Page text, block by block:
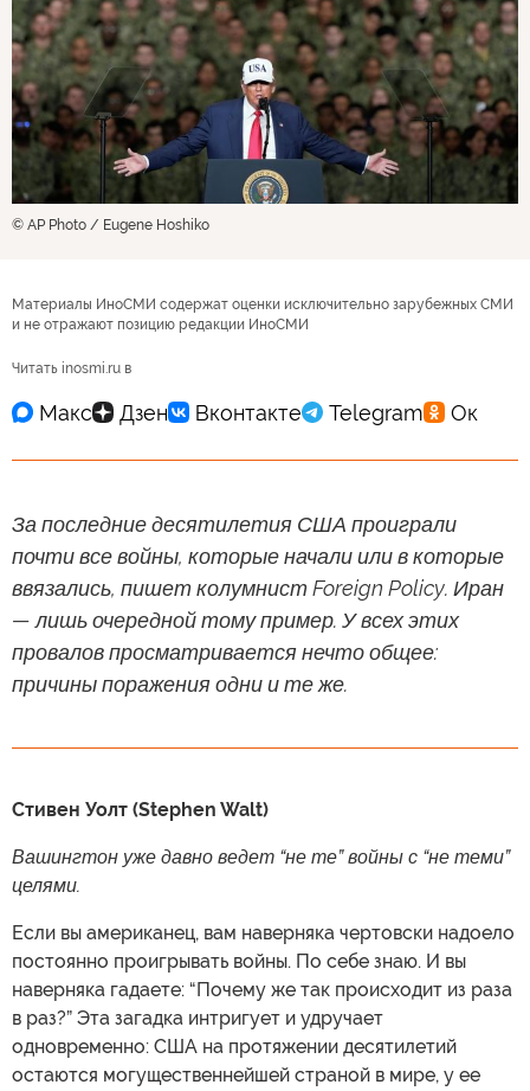
© AP Photo / Eugene Hoshiko
Материалы ИноСМИ содержат оценки исключительно зарубежных СМИ
и не отражают позицию редакции ИноСМИ
Читать inosmi.ru в
За последние десятилетия США проиграли
почти все войны, которые начали или в которые
ввязались, пишет колумнист Foreign Policy. Иран
— лишь очередной тому пример. У всех этих
провалов просматривается нечто общее:
причины поражения одни и те же.
Стивен Уолт (Stephen Walt)
Вашингтон уже давно ведет “не те” войны с “не теми”
целями.
Если вы американец, вам наверняка чертовски надоело
постоянно проигрывать войны. По себе знаю. И вы
наверняка гадаете: “Почему же так происходит из раза
в раз?” Эта загадка интригует и удручает
одновременно: США на протяжении десятилетий
остаются могущественнейшей страной в мире, у ее